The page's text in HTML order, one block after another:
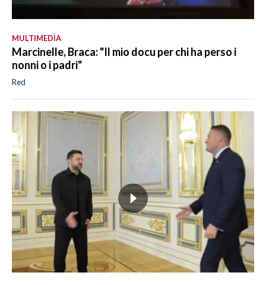
MULTIMEDIA
Marcinelle, Braca: "Il mio docu per chi ha perso i
nonni o i padri"
Red